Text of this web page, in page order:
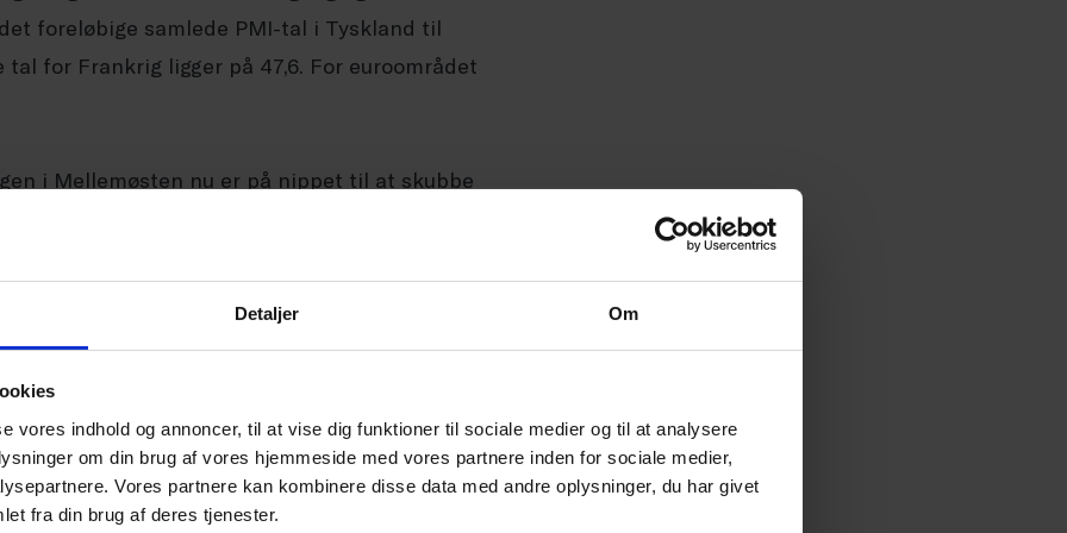
Detaljer Om
vores indhold og annoncer, til at vise dig funktioner til sociale medier og til at analysere
om din brug af vores hjemmeside med vores partnere inden for sociale medier,
Vores partnere kan kombinere disse data med andre oplysninger, du har givet
fra din brug af deres tjenester.
foreløbige samlede PMI-tal i Tyskland til
for Frankrig ligger på 47,6. For euroområdet
i Mellemøsten nu er på nippet til at skubbe
Status er desværre, at stigningen i
styrke, der kan sende den europæiske
nuværende lave niveau eller ligefrem
så er der desværre en stor risiko for,
Meget afhænger her helt naturligt af
Iran og USA. Hvis Hormuzstrædet forbliver
ud, så vil det desværre trække i retning